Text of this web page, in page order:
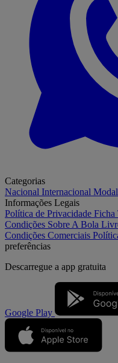
Categorias
Nacional Internacional
Informações Legais
Política de Privacidade Ficha
Condições Sobre A Bola
Condições Comerciais
preferências
Descarregue a app gratuita
Google Play